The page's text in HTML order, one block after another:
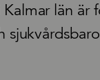
län är